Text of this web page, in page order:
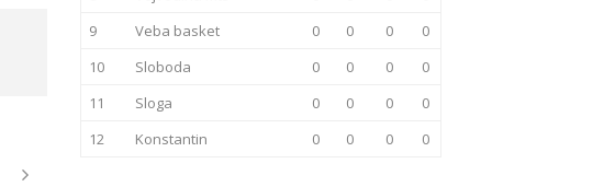
9
Veba basket 0 0 0
0
10
Sloboda 0 0 0
0
11
Sloga 0 0 0
0
12
Konstantin 0 0 0 0